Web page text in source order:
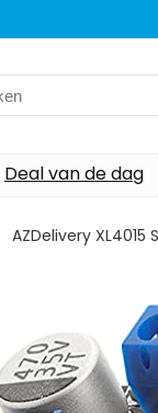
Deal van de dag
AZDelivery